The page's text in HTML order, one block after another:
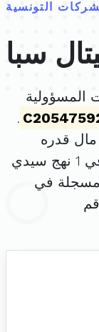
التونسية
سبا
.
، ويقع مقرها الرئيسي في 1 نهج سيدي
مسجلة في